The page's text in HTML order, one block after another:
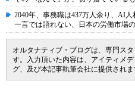
2040年、事務職は437万人余り、AI
一言では語れない、日本の労働市場
オルタナティブ・ブログは、専門ス
す。入力頂いた内容は、アイティメ
グ、及び本記事執筆会社に提供されま